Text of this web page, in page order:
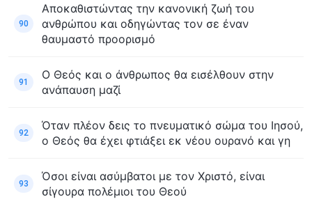
90
Αποκαθιστώντας την κανονική ζωή του
ανθρώπου και οδηγώντας τον σε έναν
θαυμαστό προορισμό
91
Ο Θεός και ο άνθρωπος θα εισέλθουν στην
ανάπαυση μαζί
92
Όταν πλέον δεις το πνευματικό σώμα του Ιησού,
ο Θεός θα έχει φτιάξει εκ νέου ουρανό και γη
93
Όσοι είναι ασύμβατοι με τον Χριστό, είναι
σίγουρα πολέμιοι του Θεού